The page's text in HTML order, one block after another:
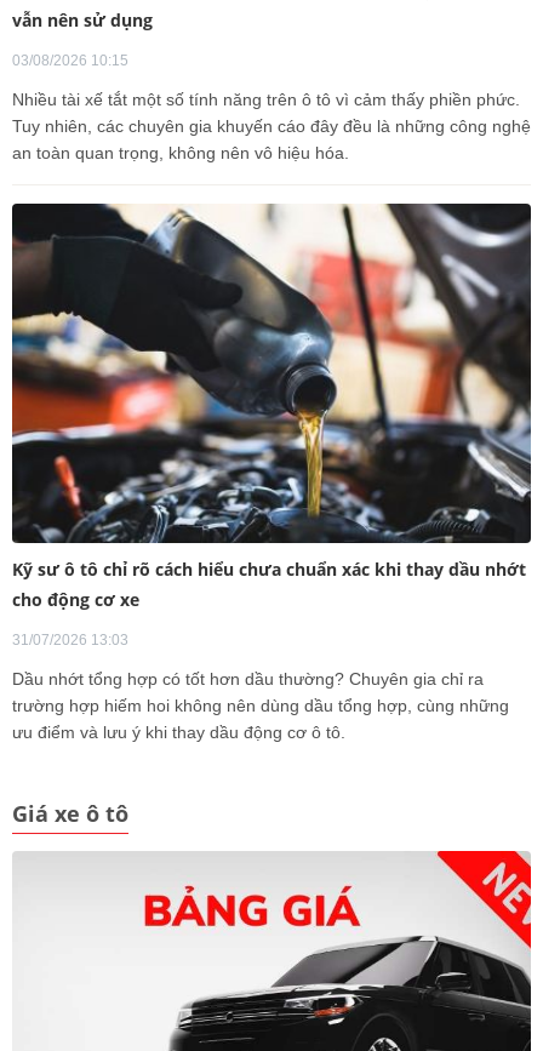
vẫn nên sử dụng
03/08/2026 10:15
Nhiều tài xế tắt một số tính năng trên ô tô vì cảm thấy phiền phức.
Tuy nhiên, các chuyên gia khuyến cáo đây đều là những công nghệ
an toàn quan trọng, không nên vô hiệu hóa.
Kỹ sư ô tô chỉ rõ cách hiểu chưa chuẩn xác khi thay dầu nhớt
cho động cơ xe
31/07/2026 13:03
Dầu nhớt tổng hợp có tốt hơn dầu thường? Chuyên gia chỉ ra
trường hợp hiếm hoi không nên dùng dầu tổng hợp, cùng những
ưu điểm và lưu ý khi thay dầu động cơ ô tô.
Giá xe ô tô